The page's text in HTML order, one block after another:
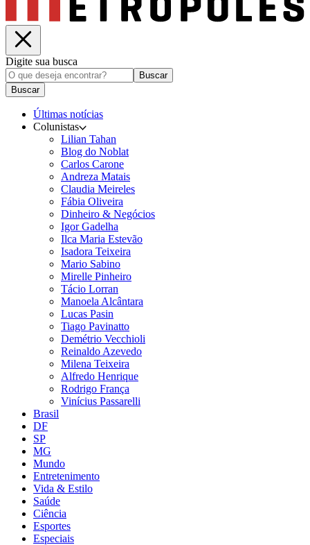
Digite sua busca
Buscar
Buscar
Últimas notícias
Colunistas
Lilian Tahan
Blog do Noblat
Carlos Carone
Andreza Matais
Claudia Meireles
Fábia Oliveira
Dinheiro & Negócios
Igor Gadelha
Ilca Maria Estevão
Isadora Teixeira
Mario Sabino
Mirelle Pinheiro
Tácio Lorran
Manoela Alcântara
Lucas Pasin
Tiago Pavinatto
Demétrio Vecchioli
Reinaldo Azevedo
Milena Teixeira
Alfredo Henrique
Rodrigo França
Vinícius Passarelli
Brasil
DF
SP
MG
Mundo
Entretenimento
Vida & Estilo
Saúde
Ciência
Esportes
Especiais